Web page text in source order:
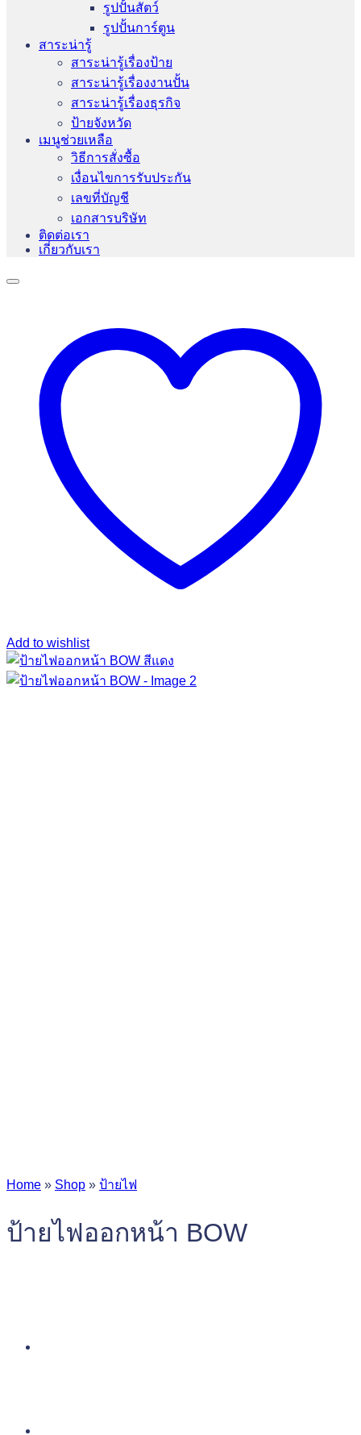
รูปปั้นสัตว์
รูปปั้นการ์ตูน
สาระน่ารู้
สาระน่ารู้เรื่องป้าย
สาระน่ารู้เรื่องงานปั้น
สาระน่ารู้เรื่องธุรกิจ
ป้ายจังหวัด
เมนูช่วยเหลือ
วิธีการสั่งซื้อ
เงื่อนไขการรับประกัน
เลขที่บัญชี
เอกสารบริษัท
ติดต่อเรา
เกี่ยวกับเรา
Add to wishlist
Home » Shop » ป้ายไฟ
ป้ายไฟออกหน้า BOW